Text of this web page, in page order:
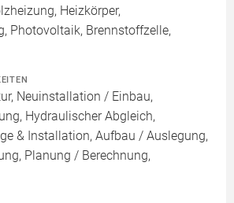
Heizkörper,
Photovoltaik, Brennstoffzelle,
Neuinstallation / Einbau,
Hydraulischer Abgleich,
& Installation, Aufbau / Auslegung,
Planung / Berechnung,